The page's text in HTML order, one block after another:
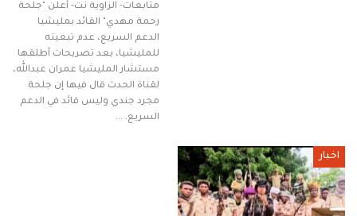
متابعات- الزاوية نت- أعلن "جلحة
رحمة مهدي" القائد بمليشيا
الدعم السريع، عدم تبعيته
للمليشيا، بعد تصريحات أطلقها
مستشار المليشيا عمران عبدالله،
لقناة الحدث قال فيها إن جلحة
مجرد جندي وليس قائد في الدعم
السريع. …
اخبار